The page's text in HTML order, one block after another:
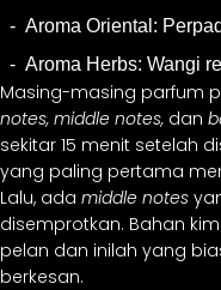
Aroma Oriental:
Aroma Herbs: Wangi
Masing-masing parfum
notes, middle notes, dan
sekitar 15 menit setelah
yang paling pertama
Lalu, ada middle notes
disemprotkan. Bahan
pelan dan inilah yang
berkesan.